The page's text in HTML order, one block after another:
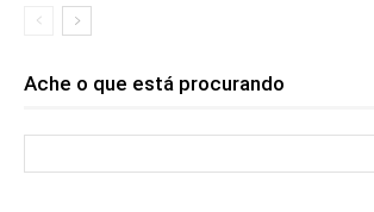
Ache o que está procurando